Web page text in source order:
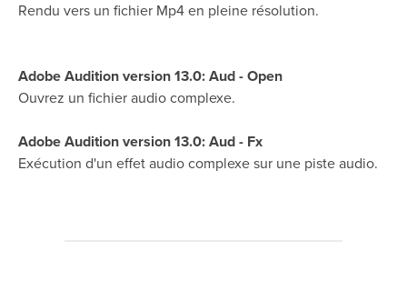
Rendu vers un fichier Mp4 en pleine résolution.
Adobe Audition version 13.0: Aud - Open
Ouvrez un fichier audio complexe.
Adobe Audition version 13.0: Aud - Fx
Exécution d'un effet audio complexe sur une piste audio.